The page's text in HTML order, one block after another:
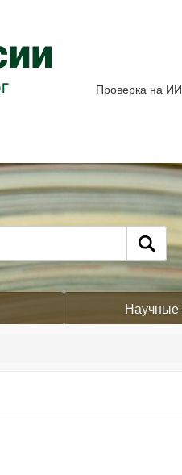
Проверка на ИИ
Научные